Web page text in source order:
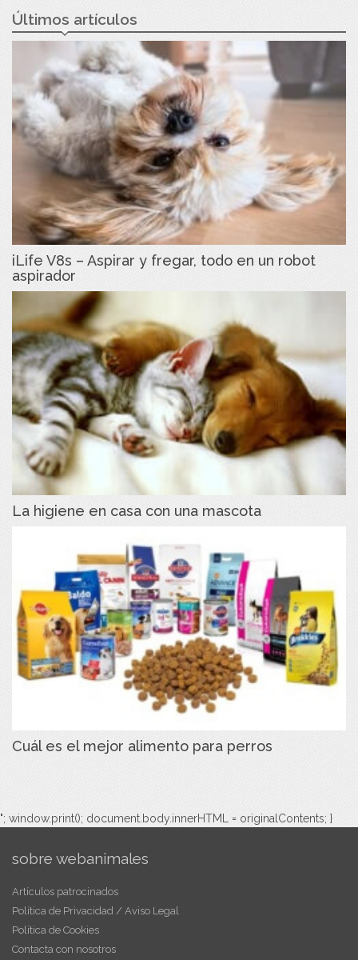
Últimos artículos
iLife V8s – Aspirar y fregar, todo en un robot
aspirador
La higiene en casa con una mascota
Cuál es el mejor alimento para perros
"; window.print(); document.body.innerHTML = originalContents; }
sobre webanimales
Artículos patrocinados
Política de Privacidad / Aviso Legal
Política de Cookies
Contacta con nosotros